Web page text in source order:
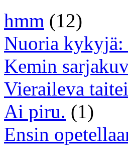
hmm (12)
Nuoria kykyjä:
Kemin
Vieraileva
Ai piru. (1)
Ensin